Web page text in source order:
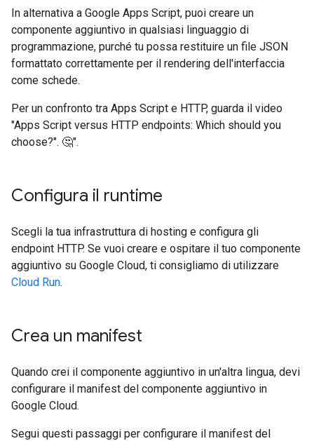
In alternativa a Google Apps Script, puoi creare un
componente aggiuntivo in qualsiasi linguaggio di
programmazione, purché tu possa restituire un file JSON
formattato correttamente per il rendering dell'interfaccia
come schede.
Per un confronto tra Apps Script e HTTP, guarda il video
"Apps Script versus HTTP endpoints: Which should you
choose?". 🤔".
Configura il runtime
Scegli la tua infrastruttura di hosting e configura gli
endpoint HTTP. Se vuoi creare e ospitare il tuo componente
aggiuntivo su Google Cloud, ti consigliamo di utilizzare
Cloud Run.
Crea un manifest
Quando crei il componente aggiuntivo in un'altra lingua, devi
configurare il manifest del componente aggiuntivo in
Google Cloud.
Segui questi passaggi per configurare il manifest del